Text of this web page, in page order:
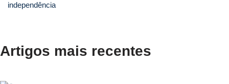
independência
Artigos mais recentes